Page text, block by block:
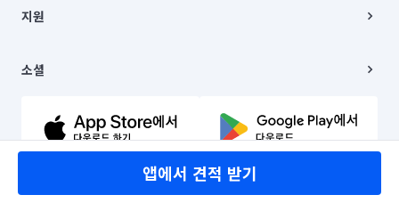
앱에서 견적 받기
상품, 상품정보, 거래에 관한 의무와 책임은 거래당사자에게 있습니다.
언론 보도 관련 문의:
© 유한회사 미소. Miso, Inc. All Rights Reserved.
이사
지원
이용약관
문의하기
소셜
유튜브